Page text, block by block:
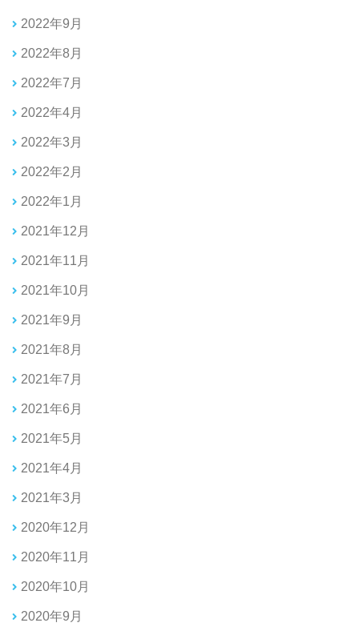
2022年9月
2022年8月
2022年7月
2022年4月
2022年3月
2022年2月
2022年1月
2021年12月
2021年11月
2021年10月
2021年9月
2021年8月
2021年7月
2021年6月
2021年5月
2021年4月
2021年3月
2020年12月
2020年11月
2020年10月
2020年9月